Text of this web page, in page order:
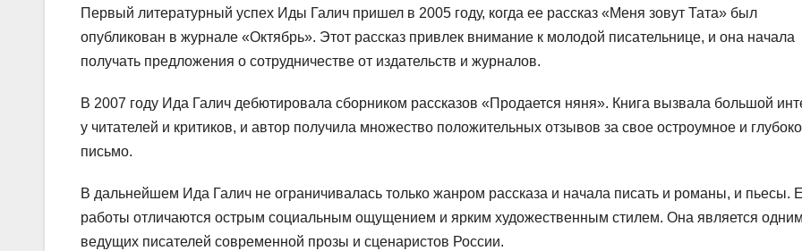
Первый литературный успех Иды Галич пришел в 2005 году, когда ее рассказ «Меня зовут Тата» был
опубликован в журнале «Октябрь». Этот рассказ привлек внимание к молодой писательнице, и она начала
получать предложения о сотрудничестве от издательств и журналов.
В 2007 году Ида Галич дебютировала сборником рассказов «Продается няня». Книга вызвала большой
у читателей и критиков, и автор получила множество положительных отзывов за свое остроумное и
письмо.
В дальнейшем Ида Галич не ограничивалась только жанром рассказа и начала писать и романы, и пьесы.
работы отличаются острым социальным ощущением и ярким художественным стилем. Она является
ведущих писателей современной прозы и сценаристов России.